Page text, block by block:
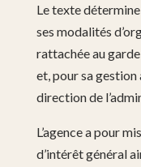
Le texte détermine
ses modalités
rattachée au
et, pour sa
direction de
L’agence a pour
d’intérêt général